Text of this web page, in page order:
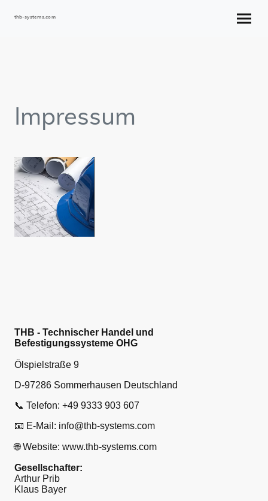
thb-systems.com
Impressum
THB - Technischer Handel und
Befestigungssysteme OHG
Ölspielstraße 9
D-97286 Sommerhausen Deutschland
📞 Telefon: +49 9333 903 607
📧 E-Mail: info@thb-systems.com
🌐 Website: www.thb-systems.com
Gesellschafter:
Arthur Prib
Klaus Bayer